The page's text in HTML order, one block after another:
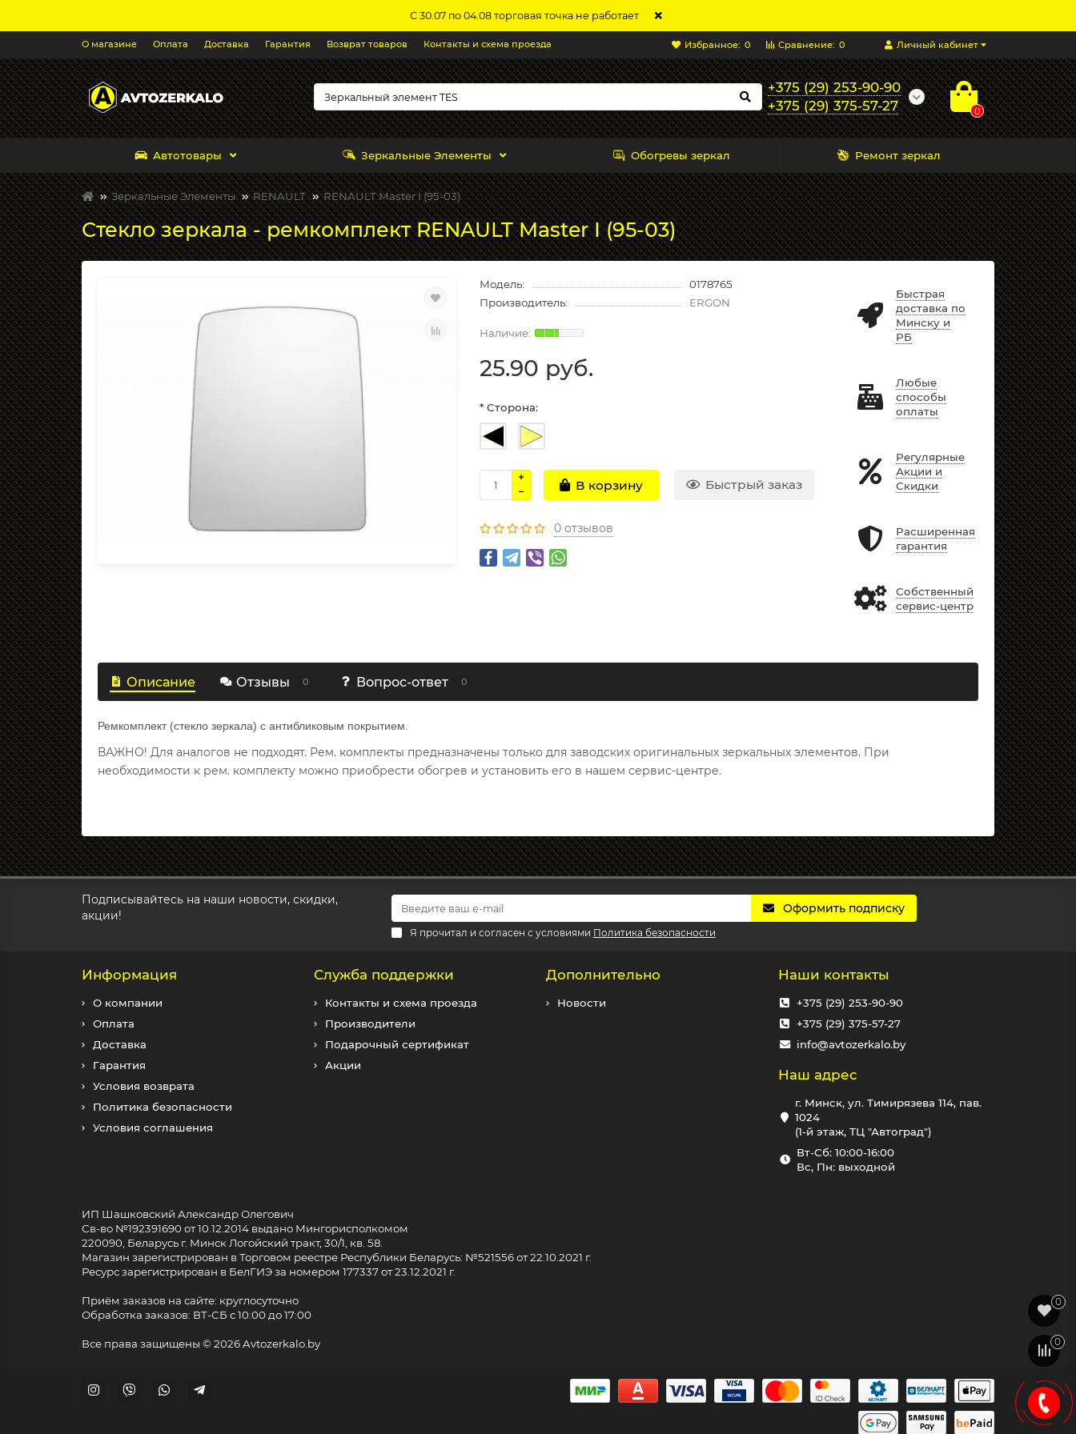
С 30.07 по 04.08 торговая точка не работает
Личный кабинет
Сравнение: 0
Избранное: 0
О магазине Оплата Доставка Гарантия Возврат товаров Контакты и схема проезда
+375 (29) 253-90-90
+375 (29) 375-57-27
0
Автотовары Зеркальные Элементы Обогревы зеркал Ремонт зеркал
Зеркальные Элементы RENAULT RENAULT Master I (95-03)
Стекло зеркала - ремкомплект RENAULT Master I (95-03)
Модель:
0178765
Производитель:
ERGON
25.90 руб.
* Сторона:
В корзину Быстрый заказ
0 отзывов
Быстрая
доставка по
Минску и
РБ
Любые
способы
оплаты
Регулярные
Акции и
Скидки
Расширенная
гарантия
Собственный
сервис-центр
Описание Отзывы 0 Вопрос-ответ 0
Ремкомплект (стекло зеркала) с антибликовым покрытием.
ВАЖНО! Для аналогов не подходят. Рем. комплекты предназначены только для заводских оригинальных зеркальных элементов. При
необходимости к рем. комплекту можно приобрести обогрев и установить его в нашем сервис-центре.
Подписывайтесь на наши новости, скидки,
акции!
Оформить подписку
Я прочитал и согласен с условиями Политика безопасности
Информация
О компании
Оплата
Доставка
Гарантия
Условия возврата
Политика безопасности
Условия соглашения
Служба поддержки
Контакты и схема проезда
Производители
Подарочный сертификат
Акции
Дополнительно
Новости
Наши контакты
+375 (29) 253-90-90
+375 (29) 375-57-27
info@avtozerkalo.by
Наш адрес
г. Минск, ул. Тимирязева 114, пав.
1024
(1-й этаж, ТЦ "Автоград")
Вт-Сб: 10:00-16:00
Вс, Пн: выходной
ИП Шашковский Александр Олегович
Св-во №192391690 от 10.12.2014 выдано Мингорисполкомом
220090, Беларусь г. Минск Логойский тракт, 30/1, кв. 58.
Магазин зарегистрирован в Торговом реестре Республики Беларусь: №521556 от 22.10.2021 г.
Ресурс зарегистрирован в БелГИЭ за номером 177337 от 23.12.2021 г.
Приём заказов на сайте: круглосуточно
Обработка заказов: ВТ-СБ с 10:00 до 17:00
Все права защищены © 2026 Avtozerkalo.by
0
0